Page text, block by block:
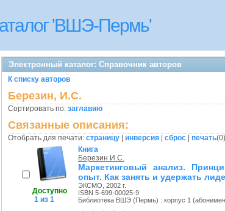
'ВШЭ-Пермь'
Электронный каталог: Справочник авторов
К списку авторов
Березин, И.С.
Сортировать по: заглавию
Связанные описания:
Отобрать для печати: страницу инверсия сброс печать(0)
Доступно
1 из 1
Книга
Березин И.С.
Маркетинговый анализ.
опыт. Как занять и удержать
ЭКСМО, 2002 г.
ISBN 5-699-00025-9
Библиотека ВШЭ (Пермь) : корпус 1